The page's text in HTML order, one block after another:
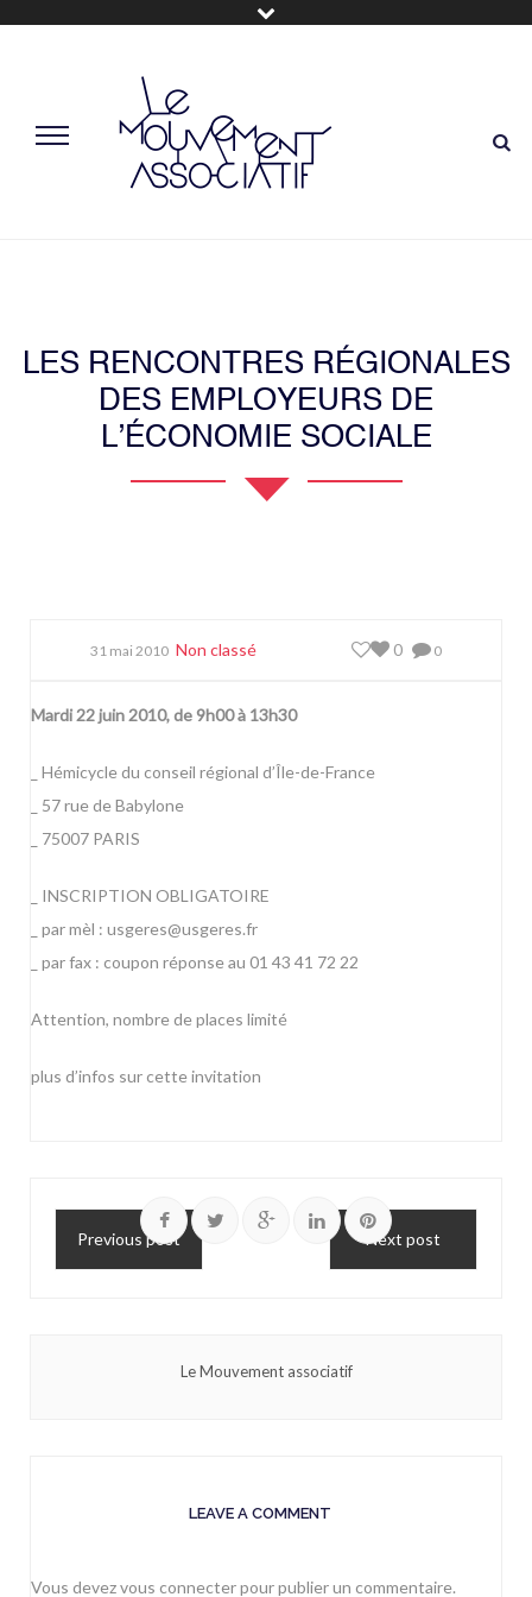
LES RENCONTRES RÉGIONALES
DES EMPLOYEURS DE
L’ÉCONOMIE SOCIALE
31 mai 2010 Non classé 0
0
Mardi 22 juin 2010, de 9h00 à 13h30
_ Hémicycle du conseil régional d’Île-de-France
_ 57 rue de Babylone
_ 75007 PARIS
_ INSCRIPTION OBLIGATOIRE
_ par mèl : usgeres@usgeres.fr
_ par fax : coupon réponse au 01 43 41 72 22
Attention, nombre de places limité
plus d’infos sur cette invitation
Previous post Next post
Le Mouvement associatif
LEAVE A COMMENT
Vous devezvous connecterpour publier un commentaire.